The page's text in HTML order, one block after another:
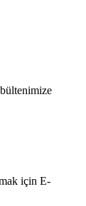
için E-